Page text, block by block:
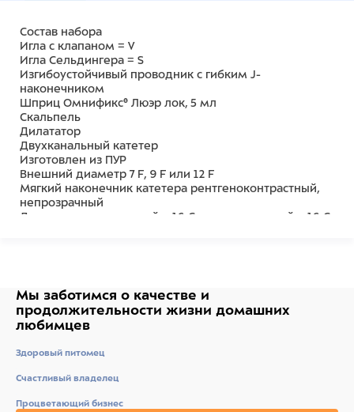
Состав набора
Игла с клапаном = V
Игла Сельдингера = S
Изгибоустойчивый проводник с гибким J-
наконечником
Шприц Омнификс® Люэр лок, 5 мл
Скальпель
Дилататор
Двухканальный катетер
Изготовлен из ПУР
Внешний диаметр 7 F, 9 F или 12 F
Мягкий наконечник катетера рентгеноконтрастный,
непрозрачный
Два канала: дистальный = 16 G; проксимальный = 16 G
для предупреждения смещения катетера
Передвижные регулируемые крылья для надежной
фиксации у места пункции (только катетеры длиной
20 и 30 см)
Соединительный ЭКГ-кабель
Мы заботимся о качестве и
продолжительности жизни домашних
любимцев
Здоровый питомец
Счастливый владелец
Процветающий бизнес